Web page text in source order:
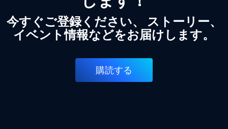
今すぐご登録ください、 ストーリー、
イベント情報などをお届けします。
購読する